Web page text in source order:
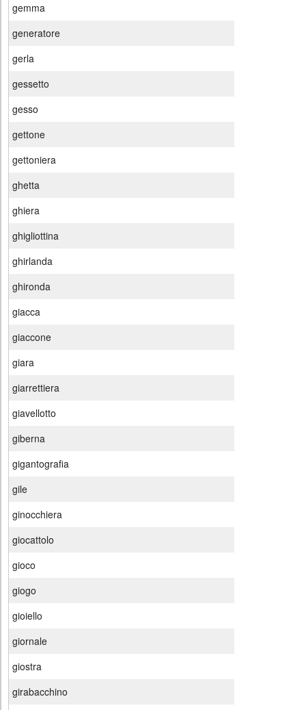
gemma
generatore
gerla
gessetto
gesso
gettone
gettoniera
ghetta
ghiera
ghigliottina
ghirlanda
ghironda
giacca
giaccone
giara
giarrettiera
giavellotto
giberna
gigantografia
gile
ginocchiera
giocattolo
gioco
giogo
gioiello
giornale
giostra
girabacchino